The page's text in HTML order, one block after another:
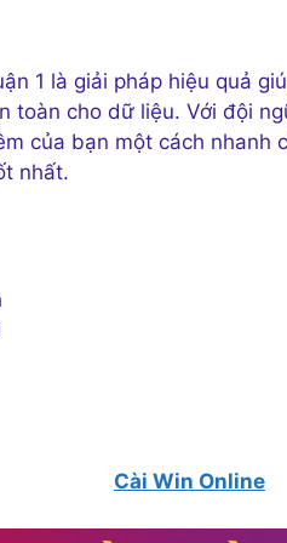
1 là giải pháp hiệu quả
toàn cho dữ liệu. Với đội
của bạn một cách nhanh
nhất.
Cài Win Online